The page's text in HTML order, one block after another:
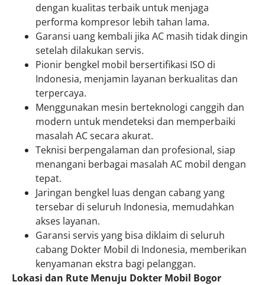
dengan kualitas terbaik untuk menjaga
performa kompresor lebih tahan lama.
Garansi uang kembali jika AC masih tidak dingin
setelah dilakukan servis.
Pionir bengkel mobil bersertifikasi ISO di
Indonesia, menjamin layanan berkualitas dan
terpercaya.
Menggunakan mesin berteknologi canggih dan
modern untuk mendeteksi dan memperbaiki
masalah AC secara akurat.
Teknisi berpengalaman dan profesional, siap
menangani berbagai masalah AC mobil dengan
tepat.
Jaringan bengkel luas dengan cabang yang
tersebar di seluruh Indonesia, memudahkan
akses layanan.
Garansi servis yang bisa diklaim di seluruh
cabang Dokter Mobil di Indonesia, memberikan
kenyamanan ekstra bagi pelanggan.
Lokasi dan Rute Menuju Dokter Mobil Bogor